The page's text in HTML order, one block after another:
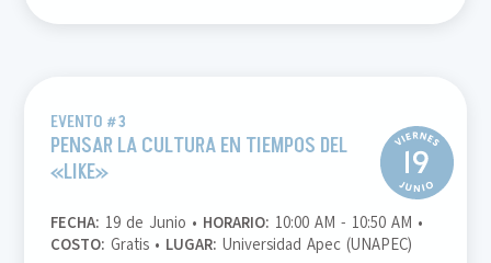
EVENTO #3
PENSAR LA CULTURA EN TIEMPOS DEL
«LIKE»
FECHA: 19 de Junio • HORARIO: 10:00 AM - 10:50 AM •
COSTO: Gratis • LUGAR: Universidad Apec (UNAPEC)